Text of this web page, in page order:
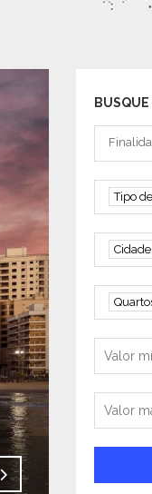
Tipo
Tipo de
Tipo
Cidade
Cidade
Quartos
Valor
Valor